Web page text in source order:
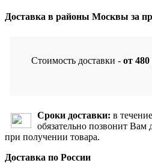
Доставка в районы Москвы за
Стоимость доставки - от
Сроки доставки: в
обязательно позвонит Вам
при получении товара.
Доставка по России